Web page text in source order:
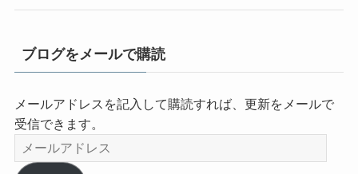
ブログをメールで購読
メールアドレスを記入して購読すれば、更新をメールで
受信できます。
メ
ー